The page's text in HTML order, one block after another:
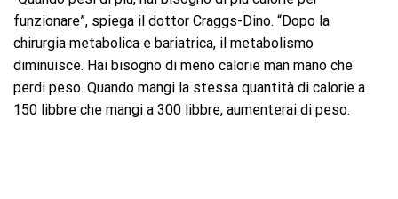
funzionare”, spiega il dottor Craggs-Dino. “Dopo la
chirurgia metabolica e bariatrica, il metabolismo
diminuisce. Hai bisogno di meno calorie man mano che
perdi peso. Quando mangi la stessa quantità di calorie a
150 libbre che mangi a 300 libbre, aumenterai di peso.